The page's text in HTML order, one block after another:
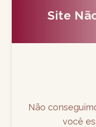
Site
Não
você